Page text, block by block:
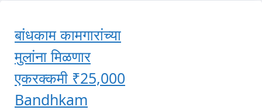
बांधकाम कामगारांच्या
मुलांना मिळणार
एकरक्कमी ₹25,000
Bandhkam